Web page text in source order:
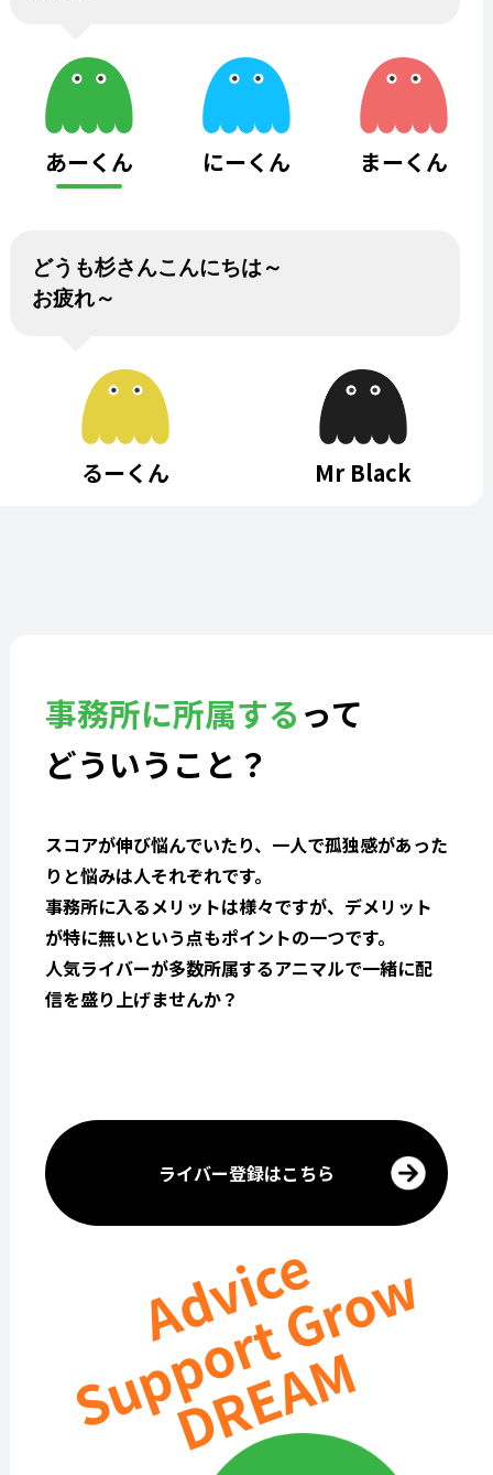
あーくん にーくん まーくん
どうも杉さんこんにちは～
お疲れ～
るーくん Mr Black
事務所に所属するって
どういうこと？
スコアが伸び悩んでいたり、一人で孤独感があった
りと悩みは人それぞれです。
事務所に入るメリットは様々ですが、デメリット
が特に無いという点もポイントの一つです。
人気ライバーが多数所属するアニマルで一緒に配
信を盛り上げませんか？
ライバー登録はこちら
Advice
Support Grow
DREAM